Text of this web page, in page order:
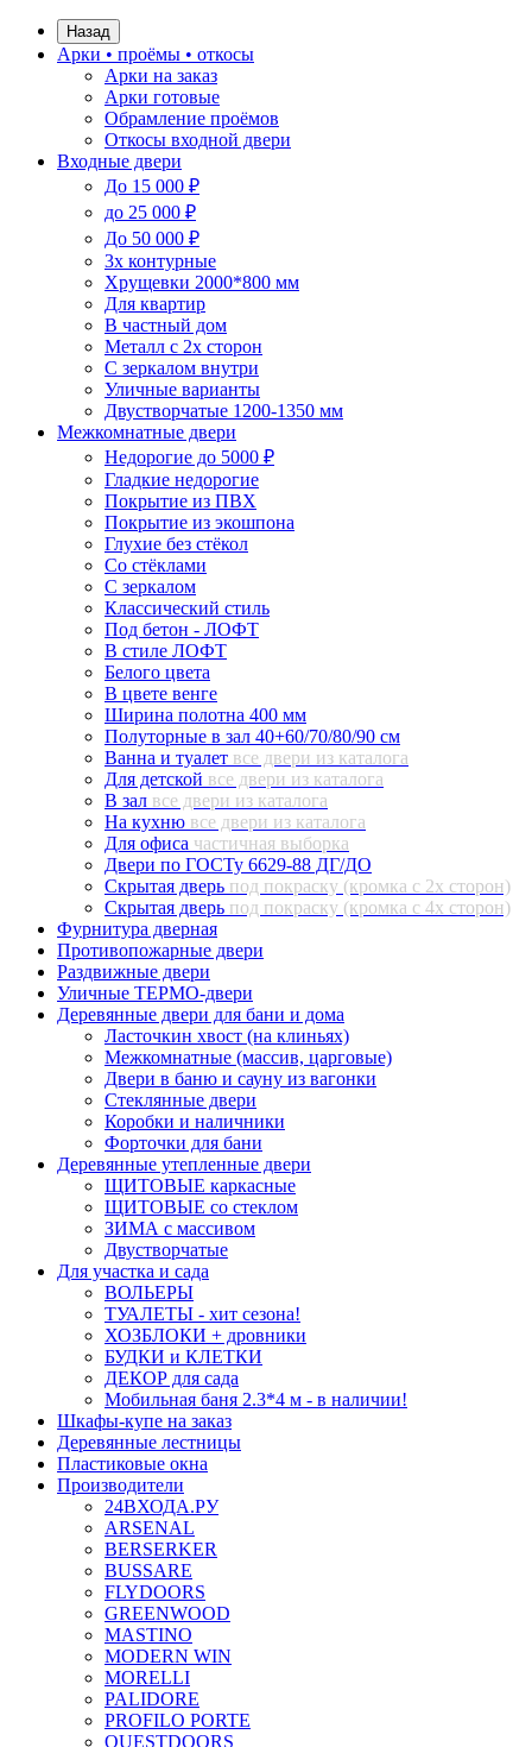
Назад
Арки • проёмы • откосы
Арки на заказ
Арки готовые
Обрамление проёмов
Откосы входной двери
Входные двери
До 15 000 ₽
до 25 000 ₽
До 50 000 ₽
3х контурные
Хрущевки 2000*800 мм
Для квартир
В частный дом
Металл с 2х сторон
С зеркалом внутри
Уличные варианты
Двустворчатые 1200-1350 мм
Межкомнатные двери
Недорогие до 5000 ₽
Гладкие недорогие
Покрытие из ПВХ
Покрытие из экошпона
Глухие без стёкол
Со стёклами
С зеркалом
Классический стиль
Под бетон - ЛОФТ
В стиле ЛОФТ
Белого цвета
В цвете венге
Ширина полотна 400 мм
Полуторные в зал 40+60/70/80/90 см
Ванна и туалет все двери из каталога
Для детской все двери из каталога
В зал все двери из каталога
На кухню все двери из каталога
Для офиса частичная выборка
Двери по ГОСТу 6629-88 ДГ/ДО
Скрытая дверь под покраску (кромка с 2х сторон)
Скрытая дверь под покраску (кромка с 4х сторон)
Фурнитура дверная
Противопожарные двери
Раздвижные двери
Уличные ТЕРМО-двери
Деревянные двери для бани и дома
Ласточкин хвост (на клиньях)
Межкомнатные (массив, царговые)
Двери в баню и сауну из вагонки
Стеклянные двери
Коробки и наличники
Форточки для бани
Деревянные утепленные двери
ЩИТОВЫЕ каркасные
ЩИТОВЫЕ со стеклом
ЗИМА с массивом
Двустворчатые
Для участка и сада
ВОЛЬЕРЫ
ТУАЛЕТЫ - хит сезона!
ХОЗБЛОКИ + дровники
БУДКИ и КЛЕТКИ
ДЕКОР для сада
Мобильная баня 2.3*4 м - в наличии!
Шкафы-купе на заказ
Деревянные лестницы
Пластиковые окна
Производители
24ВХОДА.РУ
ARSENAL
BERSERKER
BUSSARE
FLYDOORS
GREENWOOD
MASTINO
MODERN WIN
MORELLI
PALIDORE
PROFILO PORTE
QUESTDOORS